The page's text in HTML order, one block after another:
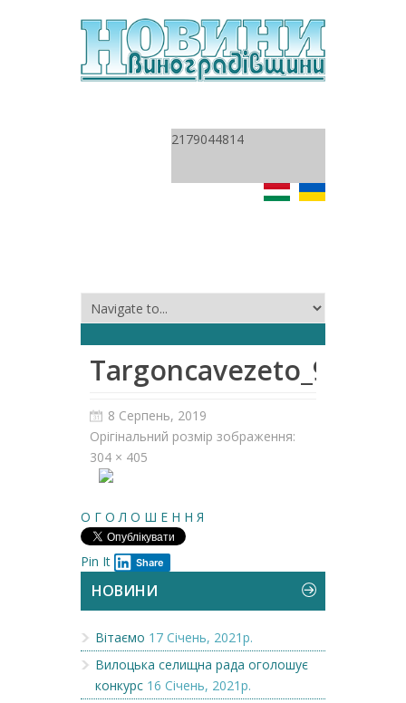
2179044814
8 Серпень, 2019
Орігінальний розмір зображення:
304 × 405
О Г О Л О Ш Е Н Н Я
Pin It Share
НОВИНИ
Вітаємо 17 Січень, 2021р.
Вилоцька селищна рада оголошує
конкурс 16 Січень, 2021р.